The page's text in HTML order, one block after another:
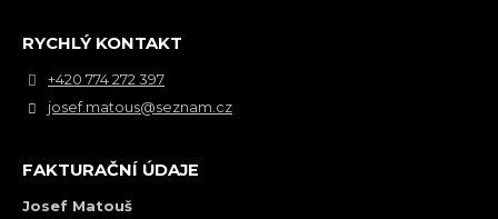
RYCHLÝ KONTAKT
+420 774 272 397
josef.matous@seznam.cz
FAKTURAČNÍ ÚDAJE
Josef Matouš